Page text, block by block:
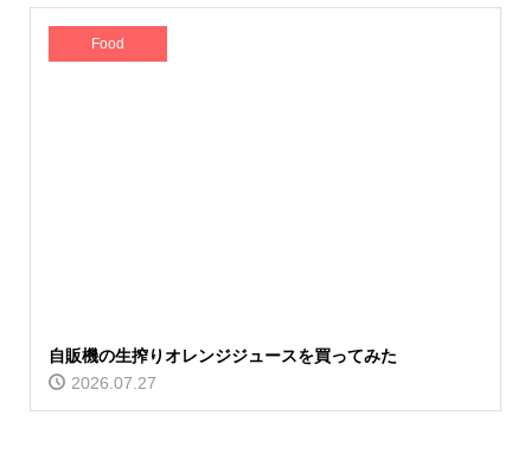
Food
自販機の生搾りオレンジジュースを買ってみた
2026.07.27